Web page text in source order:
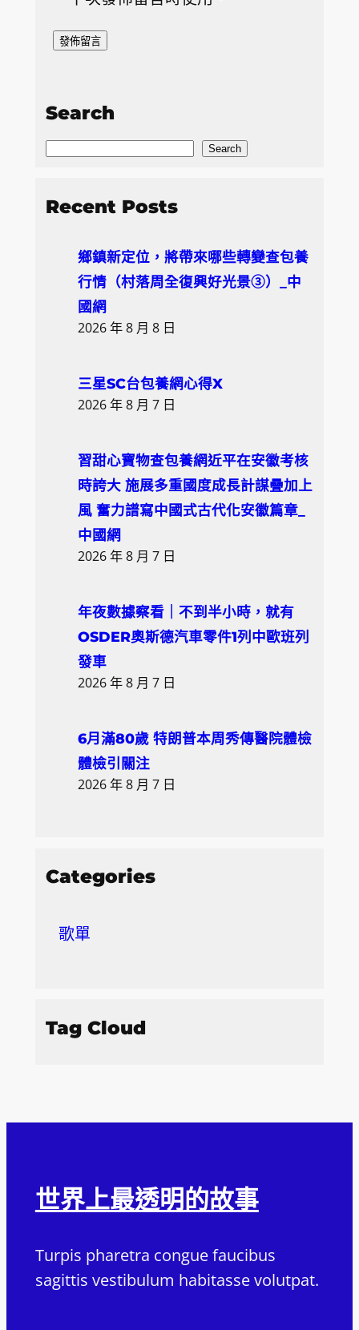
Search
S
a
Search
Recent Posts
鄉鎮新定位，將帶來哪些轉變查包養
行情（村落周全復興好光景③）_中
國網
2026 年 8 月 8 日
三星SC台包養網心得X
2026 年 8 月 7 日
習甜心寶物查包養網近平在安徽考核
時誇大 施展多重國度成長計謀疊加上
風 奮力譜寫中國式古代化安徽篇章_
中國網
2026 年 8 月 7 日
年夜數據察看｜不到半小時，就有
OSDER奧斯德汽車零件1列中歐班列
發車
2026 年 8 月 7 日
6月滿80歲 特朗普本周秀傳醫院體檢
體檢引關注
2026 年 8 月 7 日
Categories
歌單
Tag Cloud
世界上最透明的故事
Turpis pharetra congue faucibus
sagittis vestibulum habitasse volutpat.